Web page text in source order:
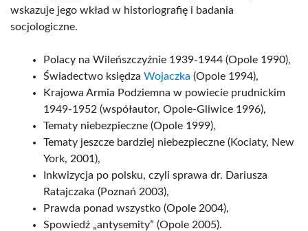
wskazuje jego wkład w historiografię i badania
socjologiczne.
Polacy na Wileńszczyźnie 1939-1944 (Opole 1990),
Świadectwo księdza Wojaczka (Opole 1994),
Krajowa Armia Podziemna w powiecie prudnickim
1949-1952 (współautor, Opole-Gliwice 1996),
Tematy niebezpieczne (Opole 1999),
Tematy jeszcze bardziej niebezpieczne (Kociaty, New
York, 2001),
Inkwizycja po polsku, czyli sprawa dr. Dariusza
Ratajczaka (Poznań 2003),
Prawda ponad wszystko (Opole 2004),
Spowiedź „antysemity” (Opole 2005).